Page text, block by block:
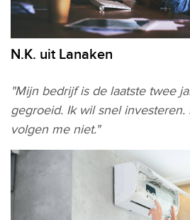
N.K. uit Lanaken
"Mijn bedrijf is de laatste twee
gegroeid. Ik wil snel investeren.
volgen me niet."